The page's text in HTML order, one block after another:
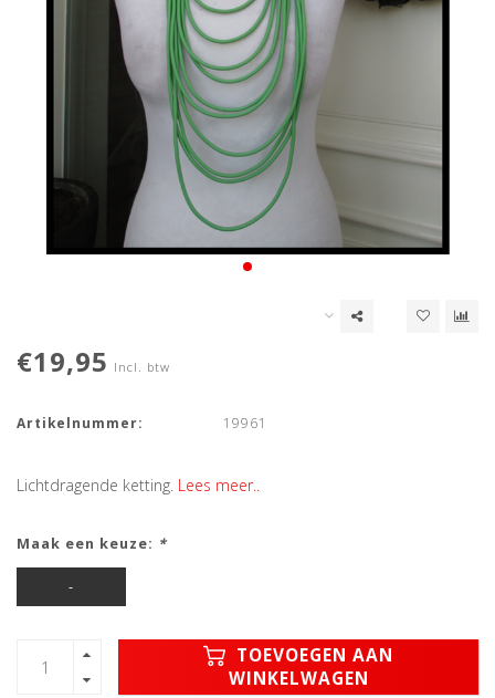
€19,95 Incl. btw
Artikelnummer: 19961
Lichtdragende ketting. Lees meer..
Maak een keuze: *
-
TOEVOEGEN AAN
WINKELWAGEN